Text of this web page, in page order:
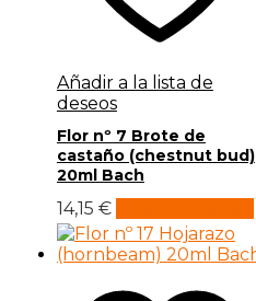
Añadir a la lista de
deseos
Flor nº 7 Brote de
castaño (chestnut bud)
20ml Bach
14,15 €